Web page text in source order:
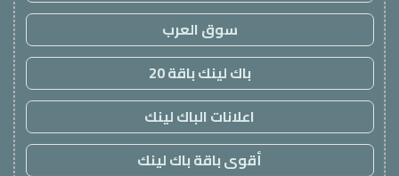
سوق العرب
باك لينك باقة 20
اعلانات الباك لينك
أقوى باقة باك لينك